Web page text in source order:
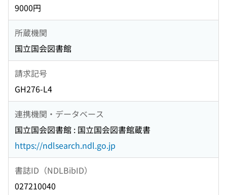
9000円
所蔵機関
国立国会図書館
請求記号
GH276-L4
連携機関・データベース
国立国会図書館 : 国立国会図書館蔵書
https://ndlsearch.ndl.go.jp
書誌ID（NDLBibID）
027210040